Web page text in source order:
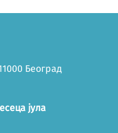
Београд
јула